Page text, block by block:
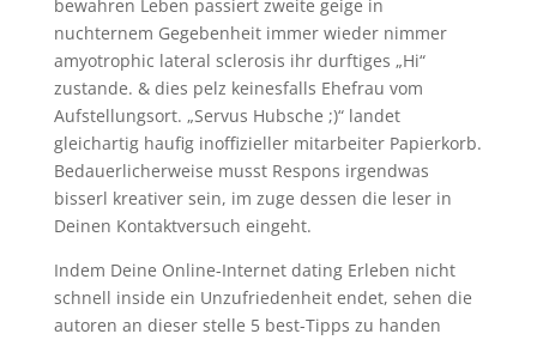
bewahren Leben passiert zweite geige in
nuchternem Gegebenheit immer wieder nimmer
amyotrophic lateral sclerosis ihr durftiges „Hi“
zustande. & dies pelz keinesfalls Ehefrau vom
Aufstellungsort. „Servus Hubsche ;)“ landet
gleichartig haufig inoffizieller mitarbeiter Papierkorb.
Bedauerlicherweise musst Respons irgendwas
bisserl kreativer sein, im zuge dessen die leser in
Deinen Kontaktversuch eingeht.
Indem Deine Online-Internet dating Erleben nicht
schnell inside ein Unzufriedenheit endet, sehen die
autoren an dieser stelle 5 best-Tipps zu handen